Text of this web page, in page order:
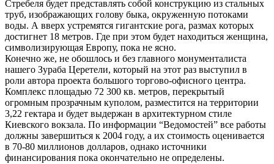
Стребеля будет представлять собой конструкцию из стальных
труб, изображающих голову быка, окруженную потоками
воды. А вверх устремятся гигантские рога, размах которых
достигнет 18 метров. Где при этом будет находиться женщина,
символизирующая Европу, пока не ясно.
Конечно же, не обошлось и без главного монументалиста
нашего Зураба Церетели, который на этот раз выступил в
роли автора проекта большого торгово-офисного центра.
Комплекс площадью 72 300 кв. метров, перекрытый
огромным прозрачным куполом, разместится на территории
3,22 гектара и будет выдержан в архитектурном стиле
Киевского вокзала. По информации “Ведомостей” все работы
должны завершиться к 2004 году, а их стоимость оценивается
в 70-80 миллионов долларов, однако источники
финансирования пока окончательно не определены.